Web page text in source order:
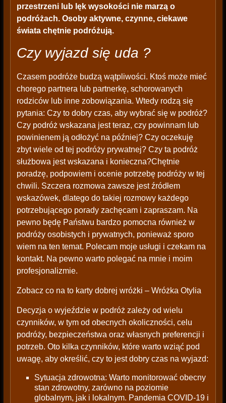
przestrzeni lub lęk wysokości nie marzą o
podróżach. Osoby aktywne, czynne, ciekawe
świata chętnie podróżują.
Czy wyjazd się uda ?
Czasem podróże budzą wątpliwości. Ktoś może mieć
chorego partnera lub partnerkę, schorowanych
rodziców lub inne zobowiązania. Wtedy rodzą się
pytania: Czy to dobry czas, aby wybrać się w podróż?
Czy podróż wskazana jest teraz, czy powinnam lub
powinienem ją odłożyć na później? Czy oczekuję
zbyt wiele od tej podróży prywatnej? Czy ta podróż
służbowa jest wskazana i konieczna?Chętnie
poradzę, podpowiem i ocenie potrzebę podróży w tej
chwili. Szczera rozmowa zawsze jest źródłem
wskazówek, dlatego do takiej rozmowy każdego
potrzebującego porady zachęcam i zapraszam. Na
pewno będę Państwu bardzo pomocna również w
podróży osobistych i prywatnych, ponieważ sporo
wiem na ten temat. Polecam moje usługi i czekam na
kontakt. Na pewno warto polegać na mnie i moim
profesjonalizmie.
Zobacz co na to karty dobrej wróżki – Wróżka Otylia
Decyzja o wyjeździe w podróż zależy od wielu
czynników, w tym od obecnych okoliczności, celu
podróży, bezpieczeństwa oraz własnych preferencji i
potrzeb. Oto kilka czynników, które warto wziąć pod
uwagę, aby określić, czy to jest dobry czas na wyjazd:
Sytuacja zdrowotna: Warto monitorować obecny
stan zdrowotny, zarówno na poziomie
globalnym, jak i lokalnym. Pandemia COVID-19 i